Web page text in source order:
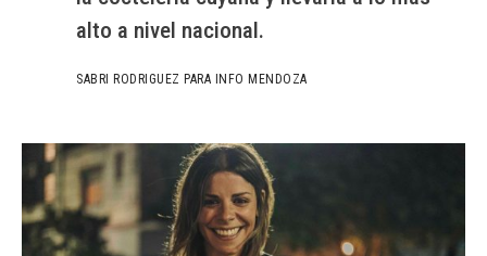
alto a nivel nacional.
SABRI RODRIGUEZ PARA INFO MENDOZA